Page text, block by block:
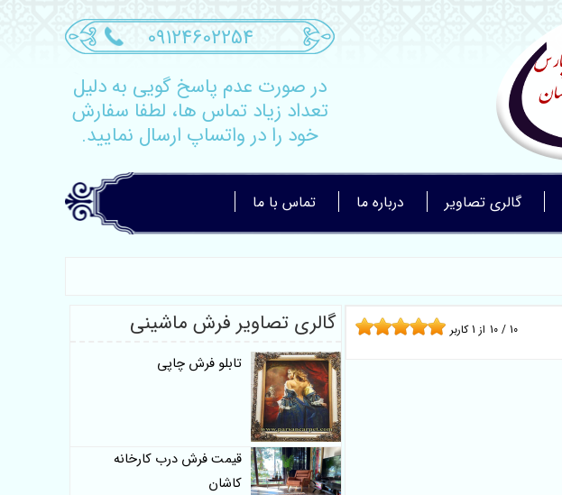
09124602254
در صورت عدم پاسخ گویی به دلیل
تعداد زیاد تماس ها، لطفا سفارش
خود را در واتساپ ارسال نمایید.
گالری تصاویر درباره ما تماس با ما
10 / 10 از 1کاربر گالری تصاویر فرش ماشینی
تابلو فرش چاپی
قیمت فرش درب کارخانه
کاشان